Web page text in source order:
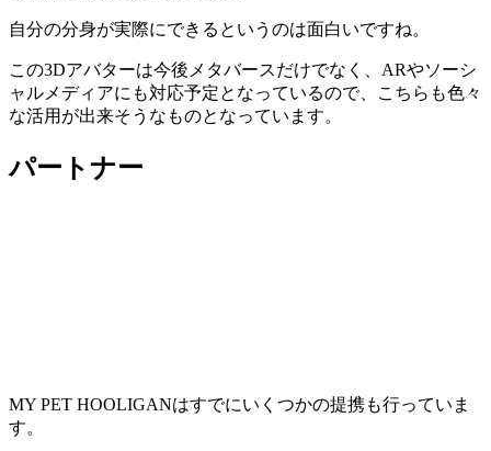
自分の分身が実際にできるというのは面白いですね。
この3Dアバターは今後メタバースだけでなく、ARやソーシ
ャルメディアにも対応予定となっているので、こちらも色々
な活用が出来そうなものとなっています。
パートナー
MY PET HOOLIGANはすでにいくつかの提携も行っていま
す。